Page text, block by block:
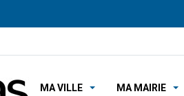
MA VILLE MA MAIRIE